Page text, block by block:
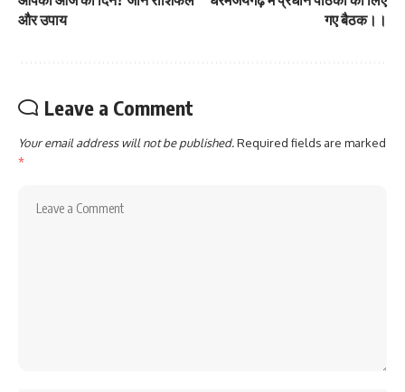
और उपाय
गए बैठक।।
Leave a Comment
Your email address will not be published.Required fields are marked
*